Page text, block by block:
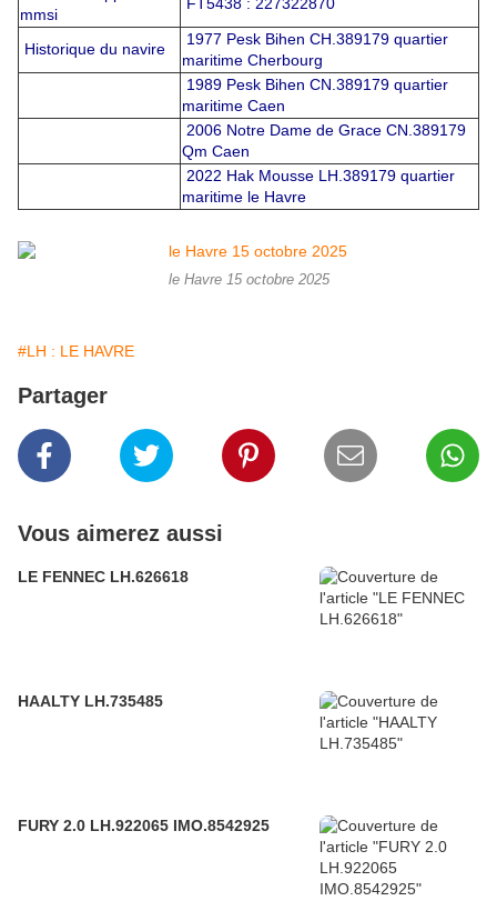
mmsi
Historique du navire
1977 Pesk Bihen CH.389179 quartier
maritime Cherbourg
1989 Pesk Bihen CN.389179 quartier
maritime Caen
2006 Notre Dame de Grace CN.389179
Qm Caen
2022 Hak Mousse LH.389179 quartier
maritime le Havre
le Havre 15 octobre 2025
#LH : LE HAVRE
Partager
Vous aimerez aussi
LE FENNEC LH.626618
HAALTY LH.735485
FURY 2.0 LH.922065 IMO.8542925